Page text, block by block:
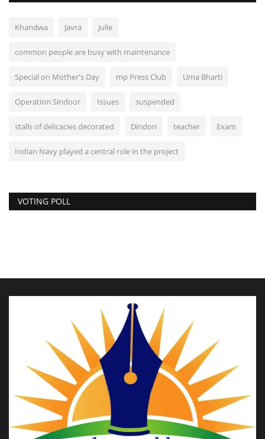
Khandwa Javra Julie
common people are busy with maintenance
Special on Mother's Day mp Press Club Uma Bharti
Operation Sindoor Issues suspended
stalls of delicacies decorated Dindori teacher Exam
Indian Navy played a central role in the project
VOTING POLL